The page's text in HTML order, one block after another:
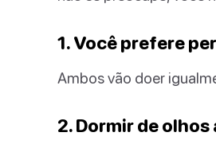
1. Você prefere
Ambos vão doer
2. Dormir de